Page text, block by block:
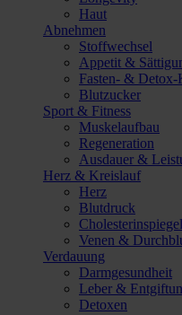
Haut
Abnehmen
Stoffwechsel
Appetit &
Fasten- & Detox-
Blutzucker
Sport & Fitness
Muskelaufbau
Regeneration
Ausdauer &
Herz & Kreislauf
Herz
Blutdruck
Cholesterinspiegel
Venen &
Verdauung
Darmgesundheit
Leber &
Detoxen